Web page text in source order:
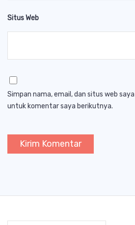
Situs Web
Simpan nama, email, dan situs web
untuk komentar saya berikutnya.